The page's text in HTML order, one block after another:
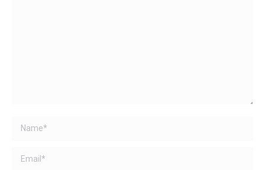
Name *
Email *